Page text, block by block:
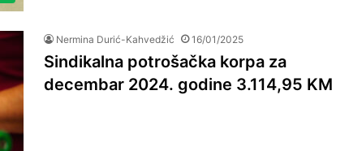
Nermina Durić-Kahvedžić 16/01/2025
Sindikalna potrošačka korpa za
decembar 2024. godine 3.114,95 KM